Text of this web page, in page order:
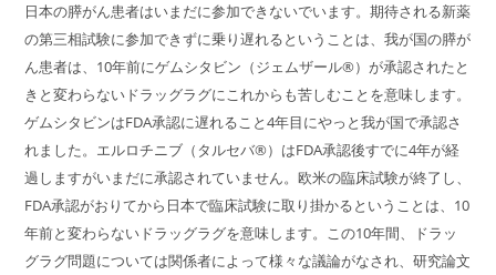
日本の膵がん患者はいまだに参加できないでいます。期待される新薬
の第三相試験に参加できずに乗り遅れるということは、我が国の膵が
ん患者は、10年前にゲムシタビン（ジェムザール®）が承認されたと
きと変わらないドラッグラグにこれからも苦しむことを意味します。
ゲムシタビンはFDA承認に遅れること4年目にやっと我が国で承認さ
れました。エルロチニブ（タルセバ®）はFDA承認後すでに4年が経
過しますがいまだに承認されていません。欧米の臨床試験が終了し、
FDA承認がおりてから日本で臨床試験に取り掛かるということは、10
年前と変わらないドラッグラグを意味します。この10年間、ドラッ
グラグ問題については関係者によって様々な議論がなされ、研究論文